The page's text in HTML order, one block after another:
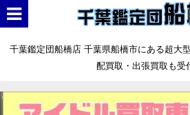
千葉鑑定団船橋店 千葉県船橋市にある超
配買取・出張買取も受